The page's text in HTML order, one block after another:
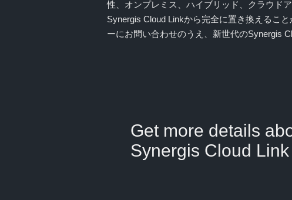
性、オンプレミス、ハイブリッド、クラウド
Synergis Cloud Linkから完全に置き換えるこ
ーにお問い合わせのうえ、新世代のSynergis
Get more details
Synergis Cloud Link